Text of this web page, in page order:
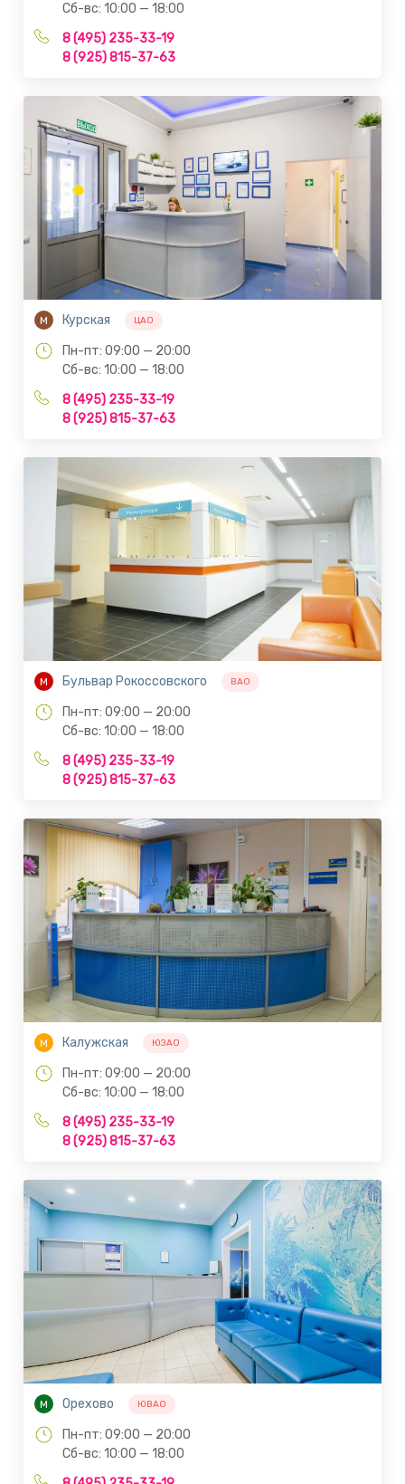
Сб-вс: 10:00 — 18:00
8 (495) 235-33-19
8 (925) 815-37-63
М Курская ЦАО
Пн-пт: 09:00 — 20:00
Сб-вс: 10:00 — 18:00
8 (495) 235-33-19
8 (925) 815-37-63
М Бульвар Рокоссовского ВАО
Пн-пт: 09:00 — 20:00
Сб-вс: 10:00 — 18:00
8 (495) 235-33-19
8 (925) 815-37-63
М Калужская ЮЗАО
Пн-пт: 09:00 — 20:00
Сб-вс: 10:00 — 18:00
8 (495) 235-33-19
8 (925) 815-37-63
М Орехово ЮВАО
Пн-пт: 09:00 — 20:00
Сб-вс: 10:00 — 18:00